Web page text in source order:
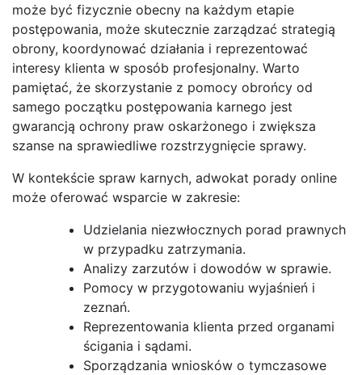
może być fizycznie obecny na każdym etapie
postępowania, może skutecznie zarządzać strategią
obrony, koordynować działania i reprezentować
interesy klienta w sposób profesjonalny. Warto
pamiętać, że skorzystanie z pomocy obrońcy od
samego początku postępowania karnego jest
gwarancją ochrony praw oskarżonego i zwiększa
szanse na sprawiedliwe rozstrzygnięcie sprawy.
W kontekście spraw karnych, adwokat porady online
może oferować wsparcie w zakresie:
Udzielania niezwłocznych porad prawnych
w przypadku zatrzymania.
Analizy zarzutów i dowodów w sprawie.
Pomocy w przygotowaniu wyjaśnień i
zeznań.
Reprezentowania klienta przed organami
ścigania i sądami.
Sporządzania wniosków o tymczasowe